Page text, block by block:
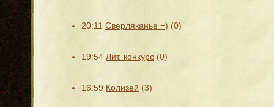
20:11 Сверляканье =) (0)
19:54 Лит. конкурс (0)
16:59 Колизей (3)